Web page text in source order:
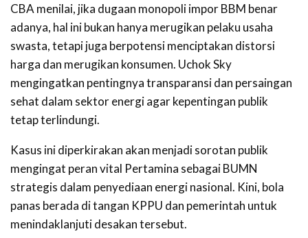
CBA menilai, jika dugaan monopoli impor BBM benar
adanya, hal ini bukan hanya merugikan pelaku usaha
swasta, tetapi juga berpotensi menciptakan distorsi
harga dan merugikan konsumen. Uchok Sky
mengingatkan pentingnya transparansi dan persaingan
sehat dalam sektor energi agar kepentingan publik
tetap terlindungi.
Kasus ini diperkirakan akan menjadi sorotan publik
mengingat peran vital Pertamina sebagai BUMN
strategis dalam penyediaan energi nasional. Kini, bola
panas berada di tangan KPPU dan pemerintah untuk
menindaklanjuti desakan tersebut.